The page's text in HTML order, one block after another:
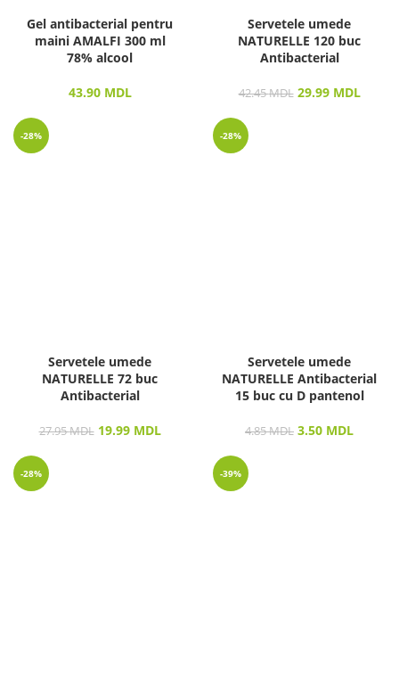
Gel antibacterial pentru
maini AMALFI 300 ml
78% alcool
43.90 MDL
Servetele umede
NATURELLE 120 buc
Antibacterial
42.45MDL 29.99 MDL
-28%
Servetele umede
NATURELLE 72 buc
Antibacterial
27.95MDL 19.99 MDL
-28%
Servetele umede
NATURELLE Antibacterial
15 buc cu D pantenol
4.85MDL 3.50 MDL
-28% -39%